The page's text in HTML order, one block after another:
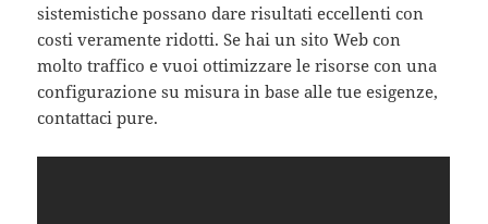
sistemistiche possano dare risultati eccellenti con
costi veramente ridotti. Se hai un sito Web con
molto traffico e vuoi ottimizzare le risorse con una
configurazione su misura in base alle tue esigenze,
contattaci pure.